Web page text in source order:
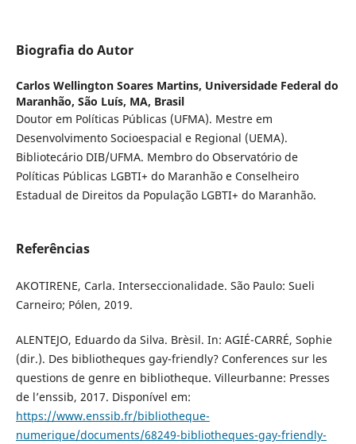
Biografia do Autor
Carlos Wellington Soares Martins, Universidade Federal do
Maranhão, São Luís, MA, Brasil
Doutor em Políticas Públicas (UFMA). Mestre em
Desenvolvimento Socioespacial e Regional (UEMA).
Bibliotecário DIB/UFMA. Membro do Observatório de
Políticas Públicas LGBTI+ do Maranhão e Conselheiro
Estadual de Direitos da População LGBTI+ do Maranhão.
Referências
AKOTIRENE, Carla. Interseccionalidade. São Paulo: Sueli
Carneiro; Pólen, 2019.
ALENTEJO, Eduardo da Silva. Brèsil. In: AGIÉ-CARRÉ, Sophie
(dir.). Des bibliotheques gay-friendly? Conferences sur les
questions de genre en bibliotheque. Villeurbanne: Presses
de l’enssib, 2017. Disponível em:
https://www.enssib.fr/bibliotheque-
numerique/documents/68249-bibliotheques-gay-friendly-